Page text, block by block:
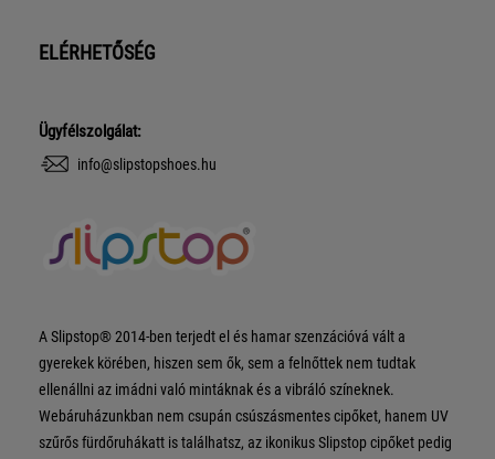
ELÉRHETŐSÉG
Ügyfélszolgálat:
info@slipstopshoes.hu
A Slipstop® 2014-ben terjedt el és hamar szenzációvá vált a
gyerekek körében, hiszen sem ők, sem a felnőttek nem tudtak
ellenállni az imádni való mintáknak és a vibráló színeknek.
Webáruházunkban nem csupán csúszásmentes cipőket, hanem UV
szűrős fürdőruhákatt is találhatsz, az ikonikus Slipstop cipőket pedig